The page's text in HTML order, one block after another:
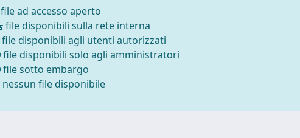
file ad accesso aperto
file disponibili sulla rete interna
file disponibili agli utenti autorizzati
file disponibili solo agli amministratori
file sotto embargo
nessun file disponibile